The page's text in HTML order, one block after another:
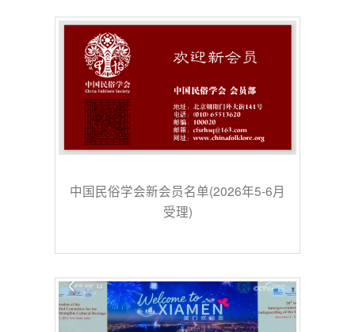
中国民俗学会新会员名单(2026年5-6月
受理)